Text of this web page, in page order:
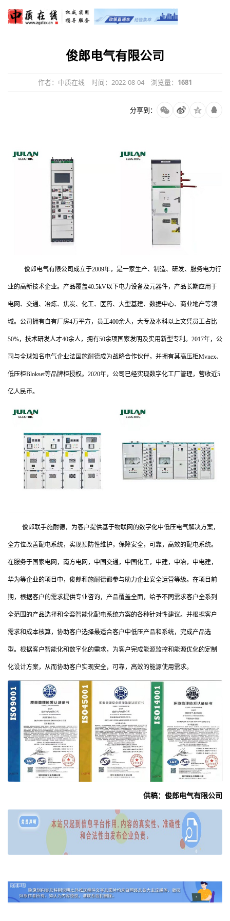
俊郎电气有限公司
作者：中质在线 时间：2022-08-04 浏览量： 1681
分享到：
俊郎电气有限公司成立于2009年，是一家生产、制造、研发、服务电力行
业的高新技术企业。 产品覆盖40.5kV以下电力设备及元器件，产品长期应用于
电网、交通、冶炼、焦炭、化工、医药、大型基建、数据中心、商业地产等领
域。公司拥有自有厂房4万平方，员工400余人，大专及本科以上文凭员工占比
50%，技术研发人才40余人，拥有50余项国家发明及实用新型专利。2017年，公
司与全球知名电气企业法国施耐德成为战略合作伙伴，并拥有其高压柜Mvnex、
低压柜Blokset等品牌柜授权。2020年，公司已经实现数字化工厂管理，营收近5
亿人民币。
俊郎联手施耐德，为客户提供基于物联网的数字化中低压电气解决方案，
全方位改善配电系统，实现预防性维护，保障安全，可靠，高效的配电系统。
在服务于国家电网，南方电网，中国交通，中国化工，中建，中冶，中电建，
华为等企业的项目中，俊郎和施耐德都参与助力企业安全运营等级。在项目前
期，根据客户的需求提供专业咨询，产品覆盖全面，给予不同需求客户全系列
全范围的产品选择和全套智能化配电系统方案的各种针对性建议。并根据客户
需求和成本核算，协助客户选择最适合客户中低压产品和系统，完成产品选
型。根据客户智能化和数字化的需求，为客户完成能源监控和能源优化的定制
化设计方案，从而协助客户实现安全，可靠，高效的能源使用需求。
供稿：俊郎电气有限公司